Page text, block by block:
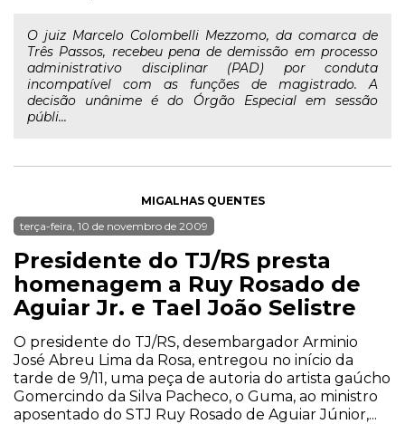
O juiz Marcelo Colombelli Mezzomo, da comarca de
Três Passos, recebeu pena de demissão em processo
administrativo disciplinar (PAD) por conduta
incompatível com as funções de magistrado. A
decisão unânime é do Órgão Especial em sessão
públi...
MIGALHAS QUENTES
terça-feira, 10 de novembro de 2009
Presidente do TJ/RS presta
homenagem a Ruy Rosado de
Aguiar Jr. e Tael João Selistre
O presidente do TJ/RS, desembargador Arminio
José Abreu Lima da Rosa, entregou no início da
tarde de 9/11, uma peça de autoria do artista gaúcho
Gomercindo da Silva Pacheco, o Guma, ao ministro
aposentado do STJ Ruy Rosado de Aguiar Júnior,...